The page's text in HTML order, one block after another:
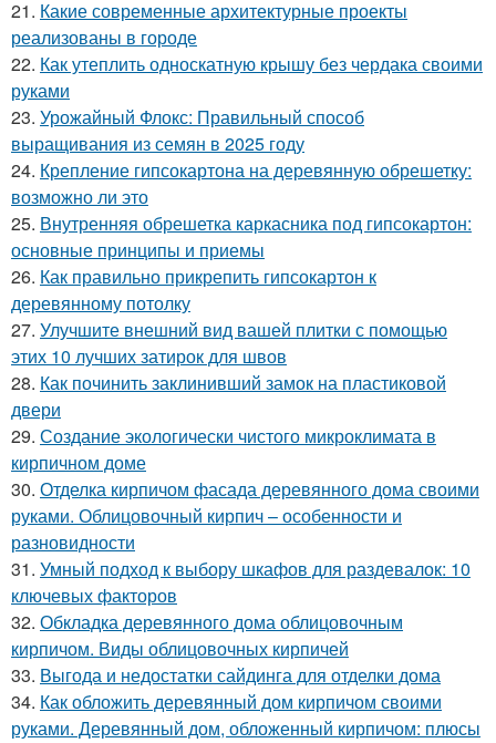
21. Какие современные архитектурные проекты
реализованы в городе
22. Как утеплить односкатную крышу без чердака своими
руками
23. Урожайный Флокс: Правильный способ
выращивания из семян в 2025 году
24. Крепление гипсокартона на деревянную обрешетку:
возможно ли это
25. Внутренняя обрешетка каркасника под гипсокартон:
основные принципы и приемы
26. Как правильно прикрепить гипсокартон к
деревянному потолку
27. Улучшите внешний вид вашей плитки с помощью
этих 10 лучших затирок для швов
28. Как починить заклинивший замок на пластиковой
двери
29. Создание экологически чистого микроклимата в
кирпичном доме
30. Отделка кирпичом фасада деревянного дома своими
руками. Облицовочный кирпич – особенности и
разновидности
31. Умный подход к выбору шкафов для раздевалок: 10
ключевых факторов
32. Обкладка деревянного дома облицовочным
кирпичом. Виды облицовочных кирпичей
33. Выгода и недостатки сайдинга для отделки дома
34. Как обложить деревянный дом кирпичом своими
руками. Деревянный дом, обложенный кирпичом: плюсы